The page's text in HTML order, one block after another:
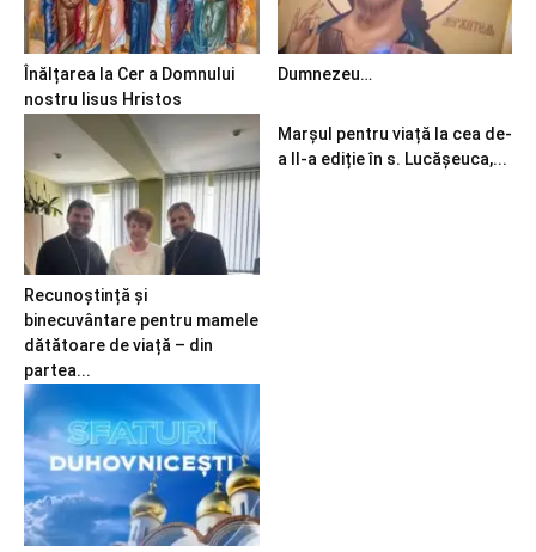
Înălțarea la Cer a Domnului
nostru Iisus Hristos
Dumnezeu…
Recunoștință și
binecuvântare pentru mamele
dătătoare de viață – din
partea...
Marșul pentru viață la cea de-
a II-a ediție în s. Lucășeuca,...